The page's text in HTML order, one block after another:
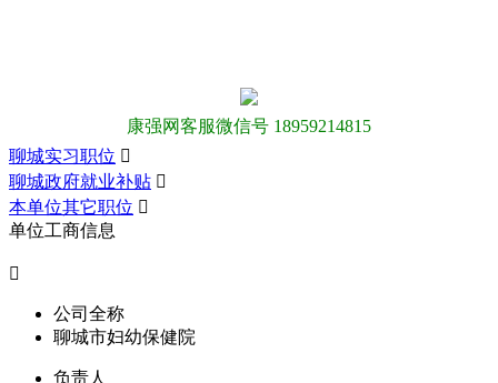
康强网客服微信号 18959214815
聊城实习职位 
聊城政府就业补贴 
本单位其它职位 
单位工商信息

公司全称
聊城市妇幼保健院
负责人